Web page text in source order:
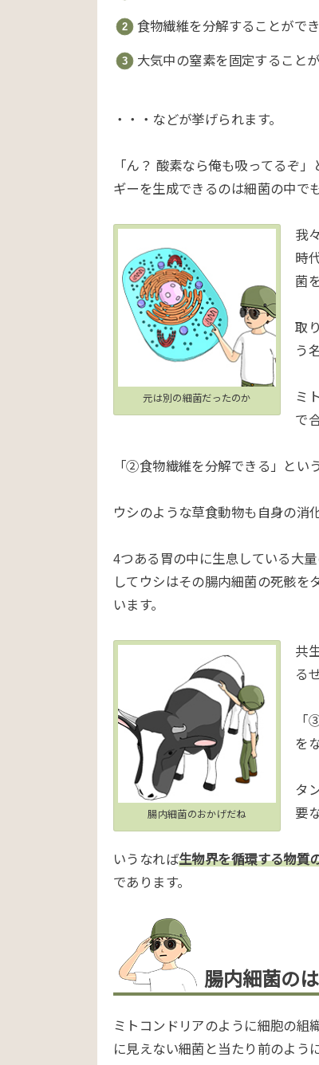
食物繊維を分解することがで
大気中の窒素を固定すること
・・・などが挙げられます。
「ん？ 酸素なら俺も吸ってるぞ
ギーを生成できるのは細菌の中で
元は別の細菌だったのか
我
時
菌
取
う
ミ
で
「②食物繊維を分解できる」とい
ウシのような草食動物も自身の消
4つある胃の中に生息している大
してウシはその腸内細菌の死骸を
います。
腸内細菌のおかげだね
共
る
「
を
タ
要
いうなれば生物界を循環する物質
であります。
腸内細菌の
ミトコンドリアのように細胞の組
に見えない細菌と当たり前のよう